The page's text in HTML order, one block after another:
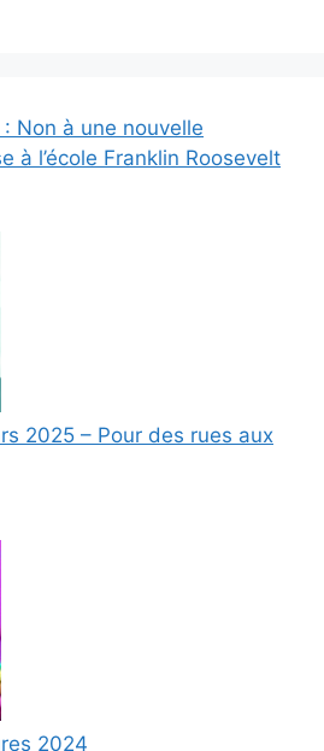
: Non à une nouvelle
à l’école Franklin Roosevelt
2025 – Pour des rues aux
2024